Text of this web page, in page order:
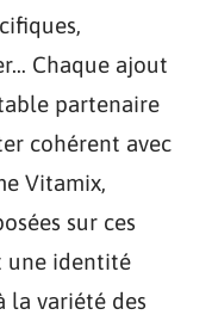
Chaque ajout
partenaire
cohérent avec
Vitamix,
sur ces
une identité
la variété des